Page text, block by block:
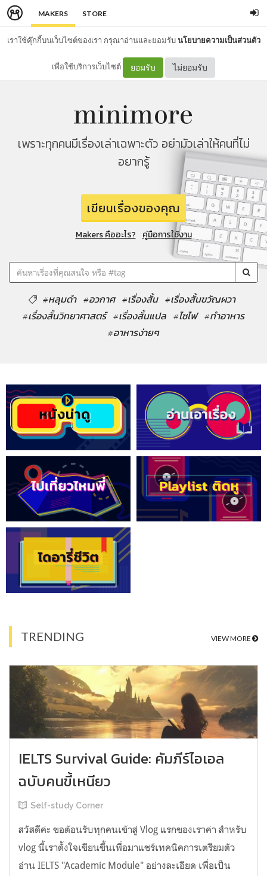
MAKERS STORE
เราใช้คุ๊กกี้บนเว็บไซต์ของเรา กรุณาอ่านและยอมรับนโยบายความเป็นส่วนตัว
เพื่อใช้บริการเว็บไซต์ ยอมรับ ไม่ยอมรับ
เพราะทุกคนมีเรื่องเล่าเฉพาะตัว อย่ามัวเล่าให้คนที่ไม่
อยากรู้
เขียนเรื่องของคุณ
Makers คืออะไร? คู่มือการใช้งาน
#หลุมดำ #อวกาศ #เรื่องสั้น #เรื่องสั้นขวัญผวา
#เรื่องสั้นวิทยาศาสตร์ #เรื่องสั้นแปล #ไซไฟ #ทำอาหาร
#อาหารง่ายๆ
TRENDING VIEW MORE
IELTS Survival Guide: คัมภีร์ไอเอล
ฉบับคนขี้เหนียว
Self-study Corner
สวัสดีค่ะ ขอต้อนรับทุกคนเข้าสู่ Vlog แรกของเราค่า สำหรับ
vlog นี้เราตั้งใจเขียนขึ้นเพื่อมาแชร์เทคนิคการเตรียมตัว
อ่าน IELTS "Academic Module" อย่างละเอียด เพื่อเป็น